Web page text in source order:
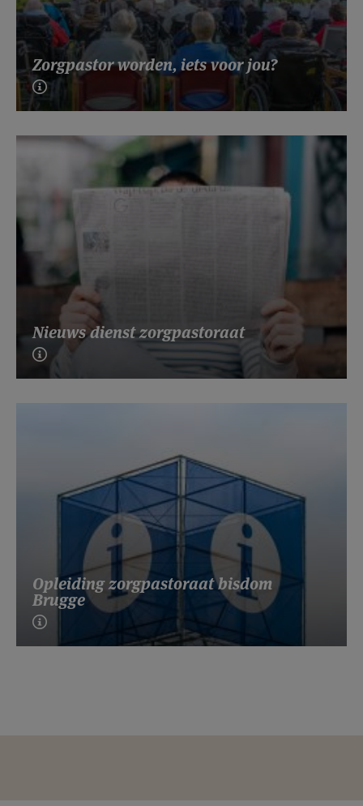
Zorgpastor worden, iets voor jou?
Nieuws dienst zorgpastoraat
Opleiding zorgpastoraat bisdom
Brugge